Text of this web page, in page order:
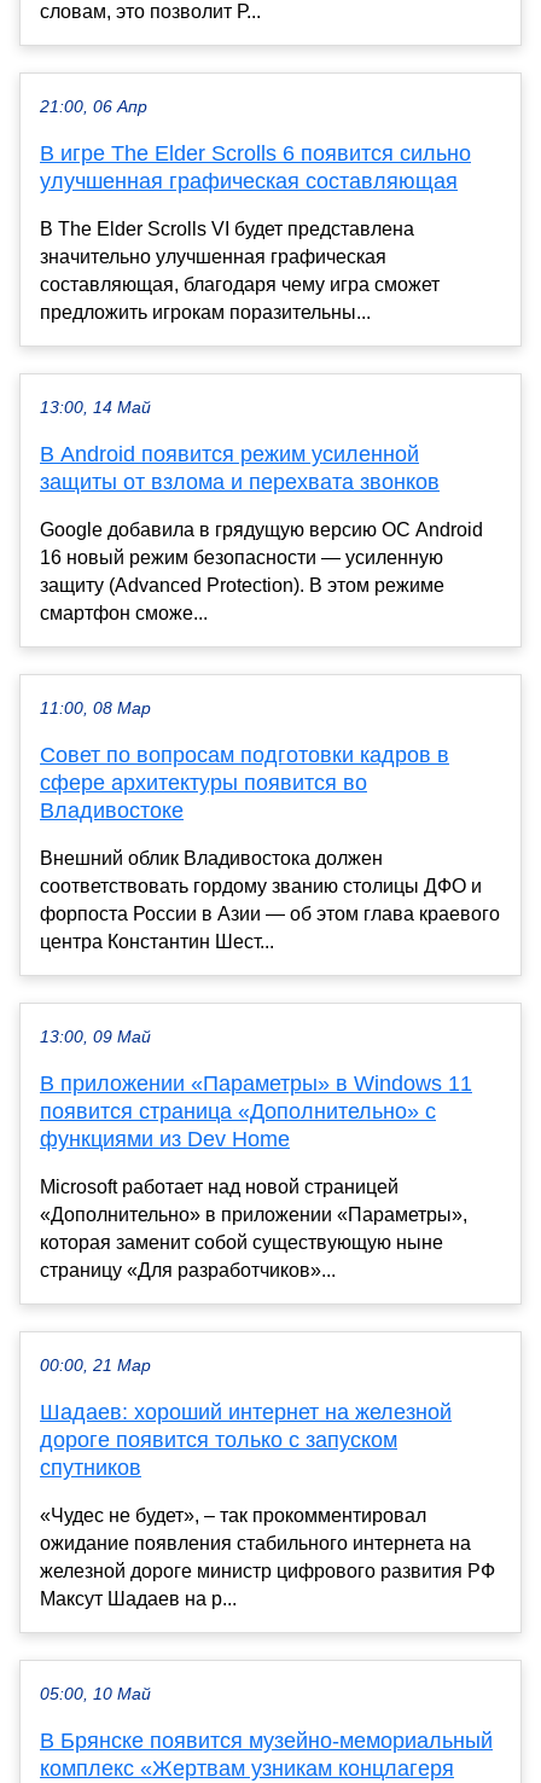
словам, это позволит Р...
21:00, 06 Апр
В игре The Elder Scrolls 6 появится сильно
улучшенная графическая составляющая
В The Elder Scrolls VI будет представлена
значительно улучшенная графическая
составляющая, благодаря чему игра сможет
предложить игрокам поразительны...
13:00, 14 Май
В Android появится режим усиленной
защиты от взлома и перехвата звонков
Google добавила в грядущую версию ОС Android
16 новый режим безопасности — усиленную
защиту (Advanced Protection). В этом режиме
смартфон сможе...
11:00, 08 Мар
Совет по вопросам подготовки кадров в
сфере архитектуры появится во
Владивостоке
Внешний облик Владивостока должен
соответствовать гордому званию столицы ДФО и
форпоста России в Азии — об этом глава краевого
центра Константин Шест...
13:00, 09 Май
В приложении «Параметры» в Windows 11
появится страница «Дополнительно» с
функциями из Dev Home
Microsoft работает над новой страницей
«Дополнительно» в приложении «Параметры»,
которая заменит собой существующую ныне
страницу «Для разработчиков»...
00:00, 21 Мар
Шадаев: хороший интернет на железной
дороге появится только с запуском
спутников
«Чудес не будет», – так прокомментировал
ожидание появления стабильного интернета на
железной дороге министр цифрового развития РФ
Максут Шадаев на р...
05:00, 10 Май
В Брянске появится музейно-мемориальный
комплекс «Жертвам узникам концлагеря